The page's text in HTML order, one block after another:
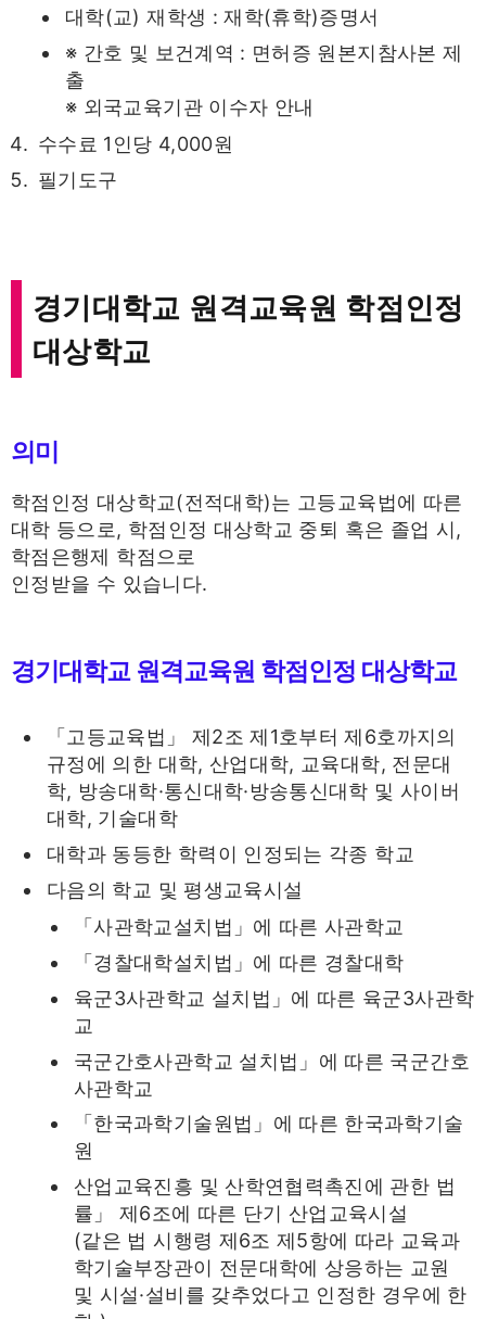
대학(교) 재학생 : 재학(휴학)증명서
※ 간호 및 보건계역 : 면허증 원본지참사본 제
출
※ 외국교육기관 이수자 안내
수수료 1인당 4,000원
필기도구
경기대학교 원격교육원 학점인정
대상학교
의미
학점인정 대상학교(전적대학)는 고등교육법에 따른
대학 등으로, 학점인정 대상학교 중퇴 혹은 졸업 시,
학점은행제 학점으로
인정받을 수 있습니다.
경기대학교 원격교육원 학점인정 대상학교
「고등교육법」 제2조 제1호부터 제6호까지의
규정에 의한 대학, 산업대학, 교육대학, 전문대
학, 방송대학·통신대학·방송통신대학 및 사이버
대학, 기술대학
대학과 동등한 학력이 인정되는 각종 학교
다음의 학교 및 평생교육시설
「사관학교설치법」에 따른 사관학교
「경찰대학설치법」에 따른 경찰대학
육군3사관학교 설치법」에 따른 육군3사관학
교
국군간호사관학교 설치법」에 따른 국군간호
사관학교
「한국과학기술원법」에 따른 한국과학기술
원
산업교육진흥 및 산학연협력촉진에 관한 법
률」 제6조에 따른 단기 산업교육시설
(같은 법 시행령 제6조 제5항에 따라 교육과
학기술부장관이 전문대학에 상응하는 교원
및 시설·설비를 갖추었다고 인정한 경우에 한